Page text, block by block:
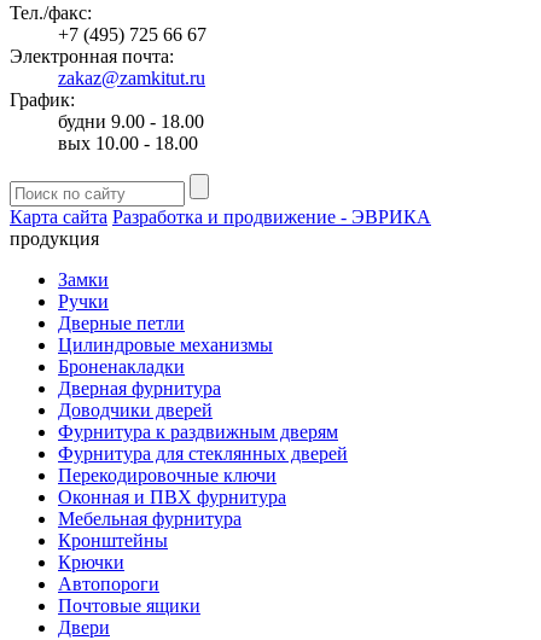
Тел./факс:
+7 (495) 725 66 67
Электронная почта:
zakaz@zamkitut.ru
График:
будни 9.00 - 18.00
вых 10.00 - 18.00
Карта сайта Разработка и продвижение - ЭВРИКА
продукция
Замки
Ручки
Дверные петли
Цилиндровые механизмы
Броненакладки
Дверная фурнитура
Доводчики дверей
Фурнитура к раздвижным дверям
Фурнитура для стеклянных дверей
Перекодировочные ключи
Оконная и ПВХ фурнитура
Мебельная фурнитура
Кронштейны
Крючки
Автопороги
Почтовые ящики
Двери